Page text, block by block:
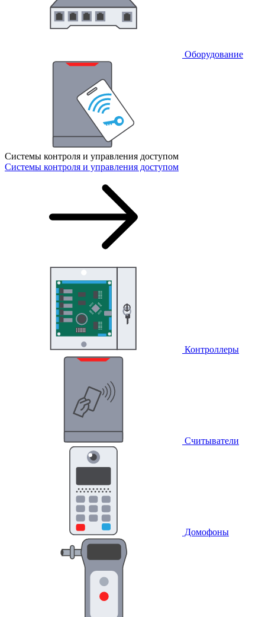
Оборудование
Системы контроля и управления доступом
Системы контроля и управления доступом
Контроллеры
Считыватели
Домофоны